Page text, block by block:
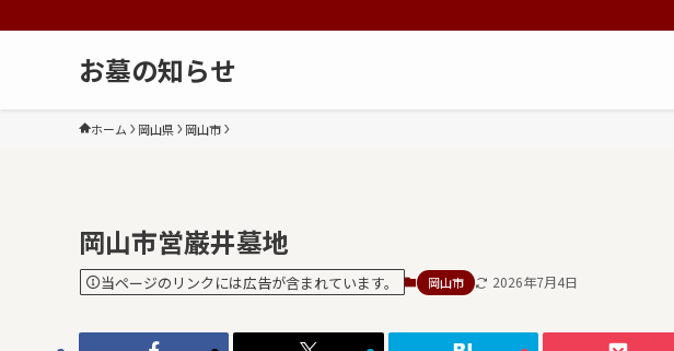
お墓の知らせ
ホーム 岡山県 岡山市
岡山市営巌井墓地
当ページのリンクには広告が含まれています。 岡山市 2026年7月4日